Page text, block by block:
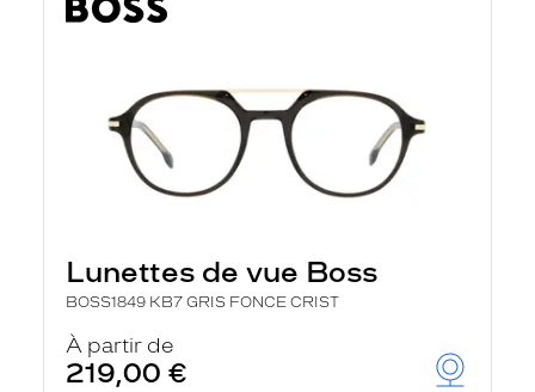
Lunettes de vue Boss
BOSS1849 KB7 GRIS FONCE CRIST
À partir de
219,00 €